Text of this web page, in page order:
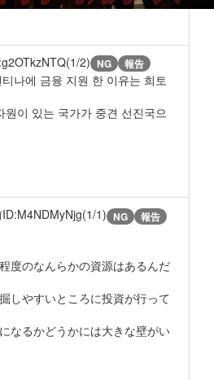
2) NG 報告
나에 금융 지원 한 이유는 희토
원이 있는 국가가 중견 선진국으
ID:M4NDMyNjg(1/1) NG 報告
度のなんらかの資源はあるんだ
しやすいところに投資が行って
なるかどうかには大きな壁がい